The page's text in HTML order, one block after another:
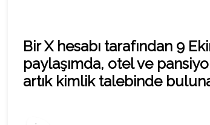
Bir X hesabı tarafından 9
paylaşımda, otel ve
artık kimlik talebinde